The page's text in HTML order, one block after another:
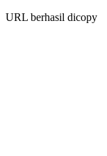
URL berhasil dicopy